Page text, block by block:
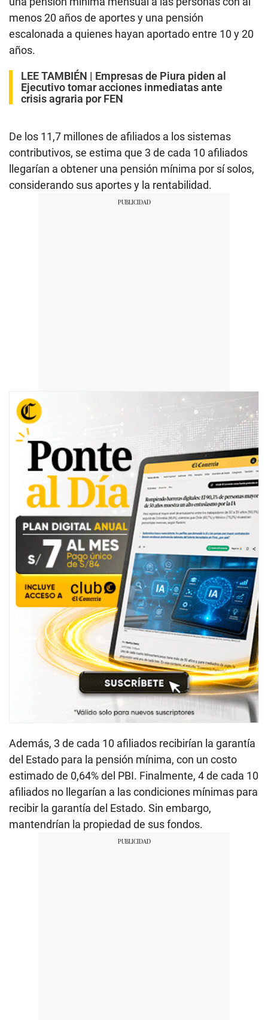
menos 20 años de aportes y una pensión
escalonada a quienes hayan aportado entre 10 y 20
años.
LEE TAMBIÉN | Empresas de Piura piden al
Ejecutivo tomar acciones inmediatas ante
crisis agraria por FEN
De los 11,7 millones de afiliados a los sistemas
contributivos, se estima que 3 de cada 10 afiliados
llegarían a obtener una pensión mínima por sí solos,
considerando sus aportes y la rentabilidad.
Además, 3 de cada 10 afiliados recibirían la garantía
del Estado para la pensión mínima, con un costo
estimado de 0,64% del PBI. Finalmente, 4 de cada 10
afiliados no llegarían a las condiciones mínimas para
recibir la garantía del Estado. Sin embargo,
mantendrían la propiedad de sus fondos.